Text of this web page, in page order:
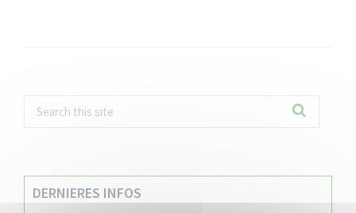
DERNIERES INFOS